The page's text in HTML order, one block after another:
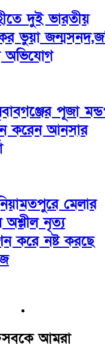
দুই ভারতীয়
ভুয়া
অভিযোগ
পূজা
করেন আনসার
মেলার
নৃত্য
করে নষ্ট করছে
আমরা